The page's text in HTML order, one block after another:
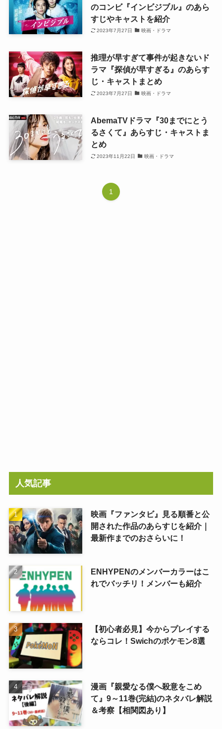
のコンビ『インビジブル』のあら
すじやキャストを紹介
2023年7月27日 映画・ドラマ
推理が早すぎて事件が起きないド
ラマ『探偵が早すぎる』のあらす
じ・キャストまとめ
2023年7月27日 映画・ドラマ
AbemaTVドラマ『30までにとう
るさくて』あらすじ・キャストま
とめ
2023年11月22日 映画・ドラマ
1
人気記事
映画『ファンタビ』見る順番と公
開された作品のあらすじを紹介｜
最新作までのおさらいに！
ENHYPENのメンバーカラーはこ
れでバッチリ！メンバーも紹介
【初心者必見】今からプレイする
ならコレ！Swichのポケモン8選
漫画『親愛なる僕へ殺意をこめ
て』9～11巻(完結)のネタバレ解説
＆考察【相関図あり】